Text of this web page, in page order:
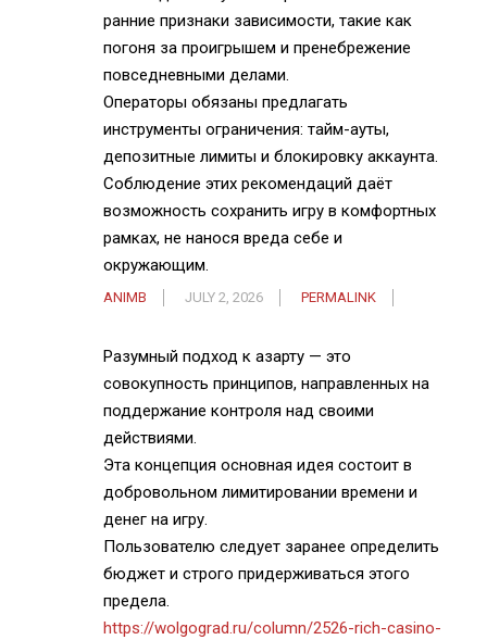
ранние признаки зависимости, такие как
погоня за проигрышем и пренебрежение
повседневными делами.
Операторы обязаны предлагать
инструменты ограничения: тайм-ауты,
депозитные лимиты и блокировку аккаунта.
Соблюдение этих рекомендаций даёт
возможность сохранить игру в комфортных
рамках, не нанося вреда себе и
окружающим.
ANIMB JULY 2, 2026 PERMALINK
Разумный подход к азарту — это
совокупность принципов, направленных на
поддержание контроля над своими
действиями.
Эта концепция основная идея состоит в
добровольном лимитировании времени и
денег на игру.
Пользователю следует заранее определить
бюджет и строго придерживаться этого
предела.
https://wolgograd.ru/column/2526-rich-casino-